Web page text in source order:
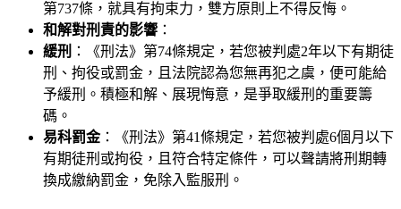
第737條，就具有拘束力，雙方原則上不得反悔。
和解對刑責的影響 ：
緩刑 ：《刑法》第74條規定，若您被判處2年以下有期徒
刑、拘役或罰金，且法院認為您無再犯之虞，便可能給
予緩刑。積極和解、展現悔意，是爭取緩刑的重要籌
碼。
易科罰金：《刑法》第41條規定，若您被判處6個月以下
有期徒刑或拘役，且符合特定條件，可以聲請將刑期轉
換成繳納罰金，免除入監服刑。